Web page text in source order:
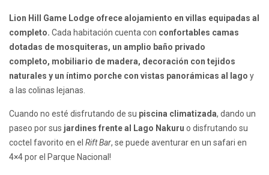
Lion Hill Game Lodge ofrece alojamiento en villas equipadas al
completo. Cada habitación cuenta con confortables camas
dotadas de mosquiteras, un amplio baño privado
completo, mobiliario de madera, decoración con tejidos
naturales y un íntimo porche con vistas panorámicas al lago y
a las colinas lejanas.
Cuando no esté disfrutando de su piscina climatizada, dando un
paseo por sus jardines frente al Lago Nakuru o disfrutando su
coctel favorito en el Rift Bar, se puede aventurar en un safari en
4×4 por el Parque Nacional!